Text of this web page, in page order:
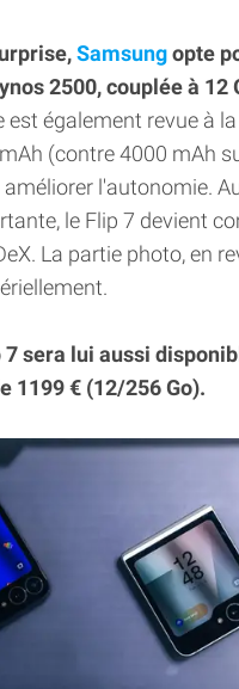
Samsungopte
2500, couplée à 12
est également revue à
(contre 4000 mAh
améliorer l'autonomie.
le Flip 7 devient
La partie photo, en
7 sera lui aussi
1199 € (12/256 Go).